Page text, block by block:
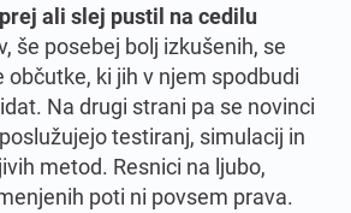
ali slej pustil na cedilu
še posebej bolj izkušenih, se
občutke, ki jih v njem spodbudi
Na drugi strani pa se novinci
testiranj, simulacij in
metod. Resnici na ljubo,
poti ni povsem prava.